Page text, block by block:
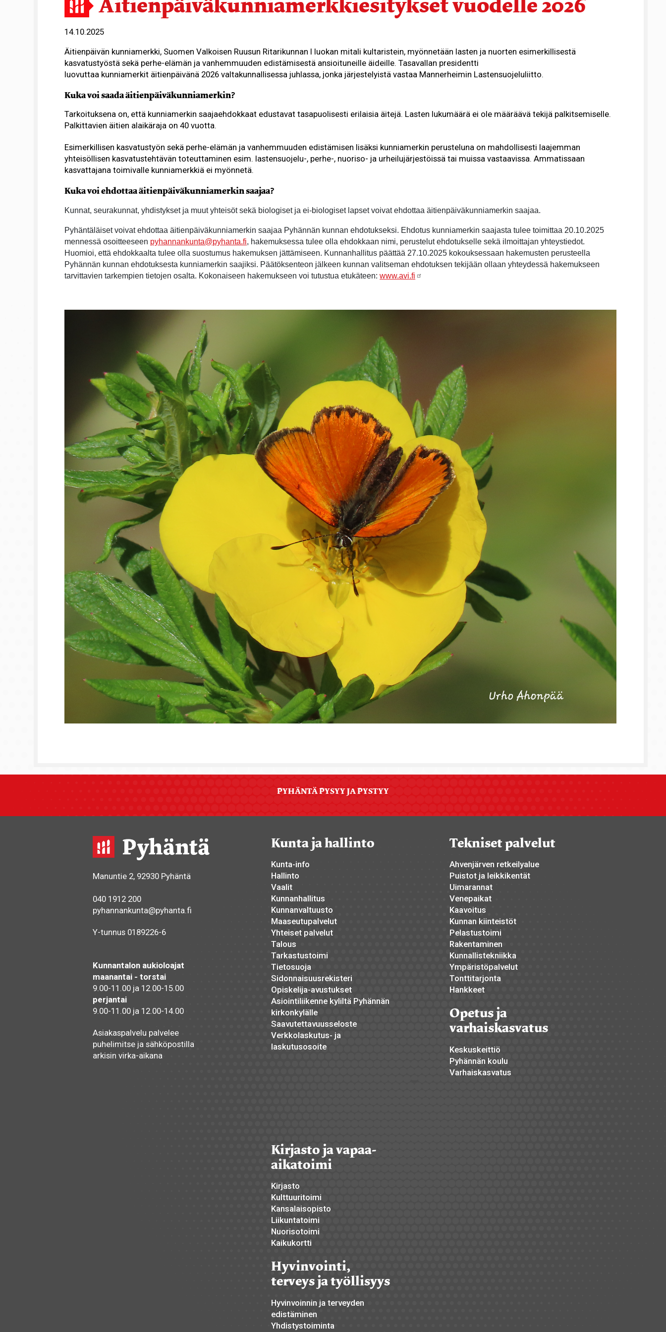
Äitienpäiväkunniamerkkiesitykset vuodelle 2026
14.10.2025
Äitienpäivän kunniamerkki, Suomen Valkoisen Ruusun Ritarikunnan I luokan mitali kultaristein, myönnetään lasten ja nuorten esimerkillisestä
kasvatustyöstä sekä perhe-elämän ja vanhemmuuden edistämisestä ansioituneille äideille. Tasavallan presidentti
luovuttaa kunniamerkit äitienpäivänä 2026 valtakunnallisessa juhlassa, jonka järjestelyistä vastaa Mannerheimin Lastensuojeluliitto.
Kuka voi saada äitienpäiväkunniamerkin?
Tarkoituksena on, että kunniamerkin saajaehdokkaat edustavat tasapuolisesti erilaisia äitejä. Lasten lukumäärä ei ole määräävä tekijä palkitsemiselle.
Palkittavien äitien alaikäraja on 40 vuotta.
Esimerkillisen kasvatustyön sekä perhe-elämän ja vanhemmuuden edistämisen lisäksi kunniamerkin perusteluna on mahdollisesti laajemman
yhteisöllisen kasvatustehtävän toteuttaminen esim. lastensuojelu-, perhe-, nuoriso- ja urheilujärjestöissä tai muissa vastaavissa. Ammatissaan
kasvattajana toimivalle kunniamerkkiä ei myönnetä.
Kuka voi ehdottaa äitienpäiväkunniamerkin saajaa?
Kunnat, seurakunnat, yhdistykset ja muut yhteisöt sekä biologiset ja ei-biologiset lapset voivat ehdottaa äitienpäiväkunniamerkin saajaa.
Pyhäntäläiset voivat ehdottaa äitienpäiväkunniamerkin saajaa Pyhännän kunnan ehdotukseksi. Ehdotus kunniamerkin saajasta tulee toimittaa 20.10.2025
mennessä osoitteeseen pyhannankunta@pyhanta.fi, hakemuksessa tulee olla ehdokkaan nimi, perustelut ehdotukselle sekä ilmoittajan yhteystiedot.
Huomioi, että ehdokkaalta tulee olla suostumus hakemuksen jättämiseen. Kunnanhallitus päättää 27.10.2025 kokouksessaan hakemusten perusteella
Pyhännän kunnan ehdotuksesta kunniamerkin saajiksi. Päätöksenteon jälkeen kunnan valitseman ehdotuksen tekijään ollaan yhteydessä hakemukseen
tarvittavien tarkempien tietojen osalta. Kokonaiseen hakemukseen voi tutustua etukäteen:www.avi.fi
PYHÄNTÄ PYSYY JA PYSTYY
Manuntie 2, 92930 Pyhäntä
040 1912 200
pyhannankunta@pyhanta.fi
Y-tunnus 0189226-6
Kunnantalon aukioloajat
maanantai - torstai
9.00-11.00 ja 12.00-15.00
perjantai
9.00-11.00 ja 12.00-14.00
Asiakaspalvelu palvelee
puhelimitse ja sähköpostilla
arkisin virka-aikana
Kunta ja hallinto
Kunta-info
Hallinto
Vaalit
Kunnanhallitus
Kunnanvaltuusto
Maaseutupalvelut
Yhteiset palvelut
Talous
Tarkastustoimi
Tietosuoja
Sidonnaisuusrekisteri
Opiskelija-avustukset
Asiointiliikenne kyliltä Pyhännän
kirkonkylälle
Saavutettavuusseloste
Verkkolaskutus- ja
laskutusosoite
Tekniset palvelut
Ahvenjärven retkeilyalue
Puistot ja leikkikentät
Uimarannat
Venepaikat
Kaavoitus
Kunnan kiinteistöt
Pelastustoimi
Rakentaminen
Kunnallistekniikka
Ympäristöpalvelut
Tonttitarjonta
Hankkeet
Opetus ja
varhaiskasvatus
Keskuskeittiö
Pyhännän koulu
Varhaiskasvatus
Kirjasto ja vapaa-
aikatoimi
Kirjasto
Kulttuuritoimi
Kansalaisopisto
Liikuntatoimi
Nuorisotoimi
Kaikukortti
Hyvinvointi,
terveys ja työllisyys
Hyvinvoinnin ja terveyden
edistäminen
Yhdistystoiminta